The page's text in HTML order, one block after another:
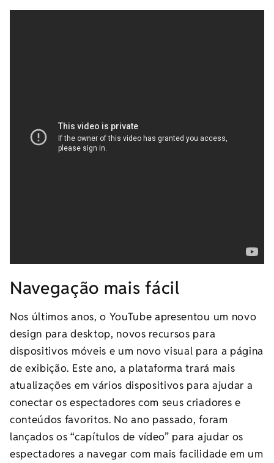
Navegação mais fácil
Nos últimos anos, o YouTube apresentou um novo
design para desktop, novos recursos para
dispositivos móveis e um novo visual para a página
de exibição. Este ano, a plataforma trará mais
atualizações em vários dispositivos para ajudar a
conectar os espectadores com seus criadores e
conteúdos favoritos. No ano passado, foram
lançados os “capítulos de vídeo” para ajudar os
espectadores a navegar com mais facilidade em um